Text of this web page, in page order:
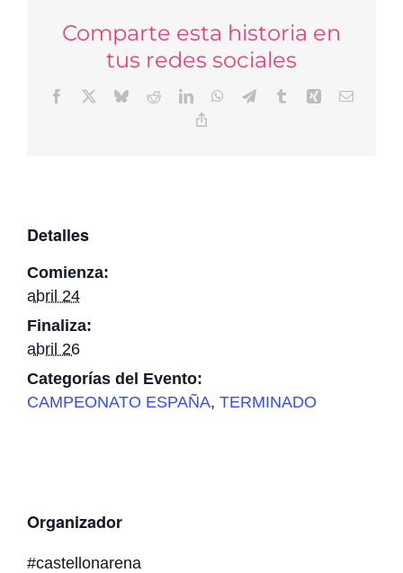
Detalles
Comienza:
abril 24
Finaliza:
abril 26
Categorías del Evento:
CAMPEONATO ESPAÑA, TERMINADO
Organizador
#castellonarena
Comparte esta historia en
tus redes sociales
Facebook BlueskyRedditLinkedInWhatsApp
TelegramTumblr Xing Correo